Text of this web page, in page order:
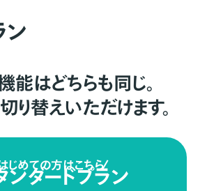
ン
能はどちらも同じ。
り替えいただけます。
じめての方はこちら
ンダードプラン